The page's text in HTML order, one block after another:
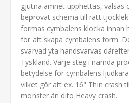
gjutna ämnet upphettas, valsas
beprövat schema till rätt
formas cymbalens klocka innan
för att skapa cymbalens form.
svarvad yta handsvarvas
Tyskland. Varje steg i nämda
betydelse för cymbalens
vilket gör att ex. 16" Thin crash
mönster än dito Heavy crash.